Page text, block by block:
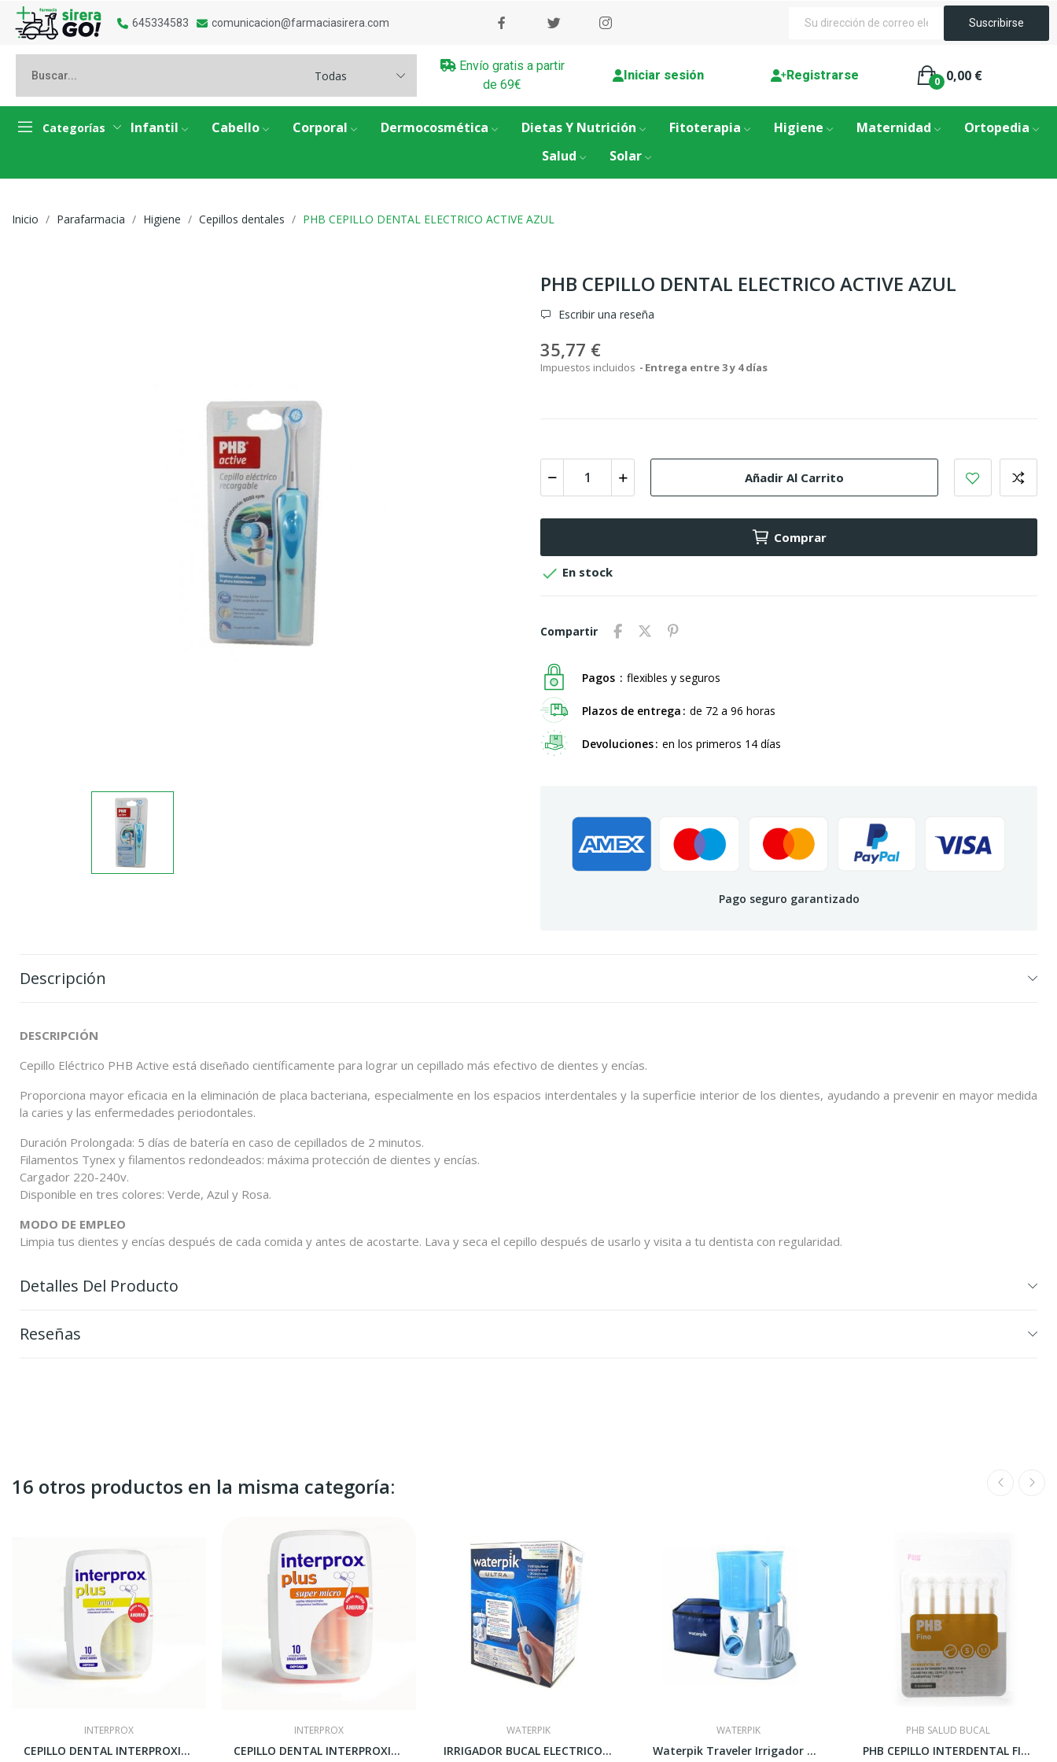
645334583 comunicacion@farmaciasirera.com
Todas
Envío gratis a partir
de 69€
Iniciar sesión Registrarse 0,00 €
0
Categorías Infantil Cabello Corporal Dermocosmética Dietas Y Nutrición Fitoterapia Higiene Maternidad
Ortopedia
Salud
Solar
Inicio Parafarmacia Higiene Cepillos dentales PHB CEPILLO DENTAL ELECTRICO ACTIVE AZUL
PHB CEPILLO DENTAL ELECTRICO ACTIVE AZUL
Escribir una reseña
35,77 €
Impuestos incluidos Entrega entre 3 y 4 días
Añadir Al Carrito
Comprar
 En stock
Compartir
Pagos flexibles y seguros
Plazos de entrega de 72 a 96 horas
Devoluciones en los primeros 14 días
Pago seguro garantizado
Descripción
DESCRIPCIÓN
Cepillo Eléctrico PHB Active está diseñado científicamente para lograr un cepillado más efectivo de dientes y encías.
Proporciona mayor eficacia en la eliminación de placa bacteriana, especialmente en los espacios interdentales y la superficie interior de los dientes, ayudando a prevenir en mayor medida
la caries y las enfermedades periodontales.
Duración Prolongada: 5 días de batería en caso de cepillados de 2 minutos.
Filamentos Tynex y filamentos redondeados: máxima protección de dientes y encías.
Cargador 220-240v.
Disponible en tres colores: Verde, Azul y Rosa.
MODO DE EMPLEO
Limpia tus dientes y encías después de cada comida y antes de acostarte. Lava y seca el cepillo después de usarlo y visita a tu dentista con regularidad.
Detalles Del Producto
Reseñas
16 otros productos en la misma categoría:
INTERPROX
CEPILLO DENTAL INTERPROXIMAL MINI 6 U
INTERPROX
CEPILLO DENTAL INTERPROXIMAL SUPER MICRO ENVASE...
WATERPIK
IRRIGADOR BUCAL ELECTRICO ENCHUFE A LA CORRIENTE
WATERPIK
Waterpik Traveler Irrigador WP-300
PHB SALUD BUCAL
PHB CEPILLO INTERDENTAL FINO